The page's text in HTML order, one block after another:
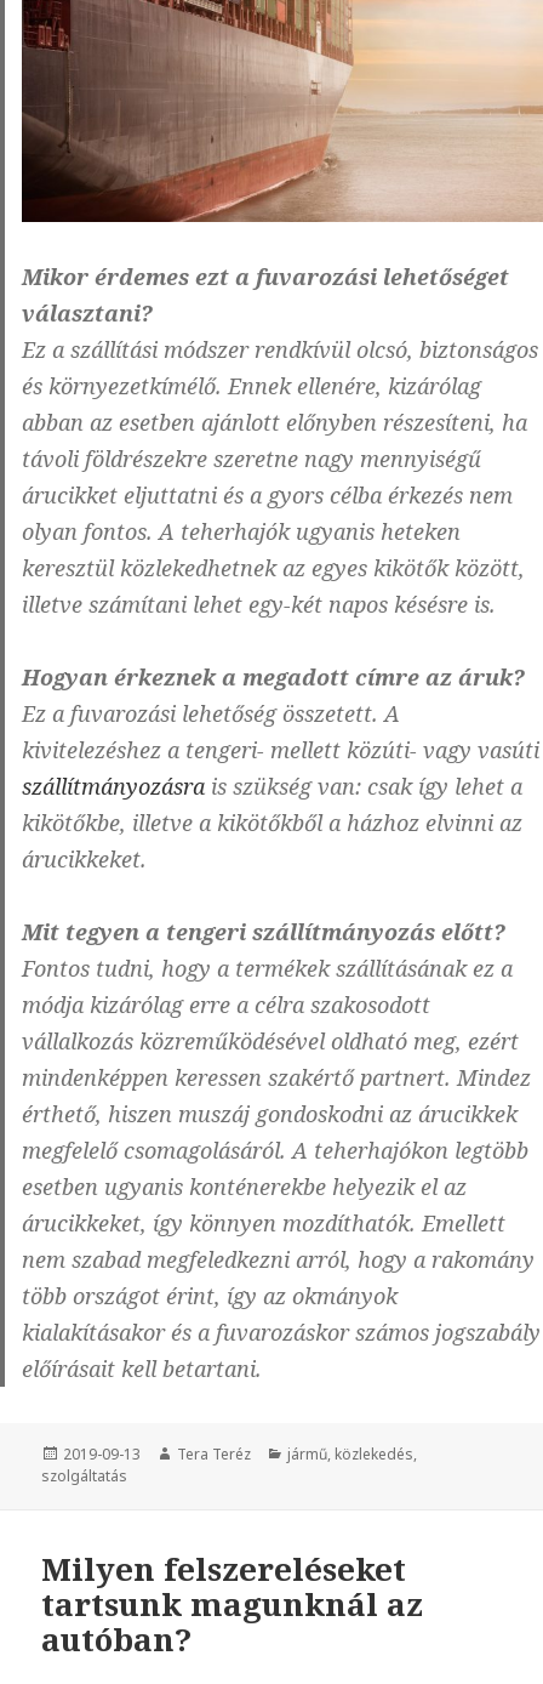
Mikor érdemes ezt a fuvarozási lehetőséget
választani?
Ez a szállítási módszer rendkívül olcsó, biztonságos
és környezetkímélő. Ennek ellenére, kizárólag
abban az esetben ajánlott előnyben részesíteni, ha
távoli földrészekre szeretne nagy mennyiségű
árucikket eljuttatni és a gyors célba érkezés nem
olyan fontos. A teherhajók ugyanis heteken
keresztül közlekedhetnek az egyes kikötők között,
illetve számítani lehet egy-két napos késésre is.
Hogyan érkeznek a megadott címre az áruk?
Ez a fuvarozási lehetőség összetett. A
kivitelezéshez a tengeri- mellett közúti- vagy vasúti
szállítmányozásra is szükség van: csak így lehet a
kikötőkbe, illetve a kikötőkből a házhoz elvinni az
árucikkeket.
Mit tegyen a tengeri szállítmányozás előtt?
Fontos tudni, hogy a termékek szállításának ez a
módja kizárólag erre a célra szakosodott
vállalkozás közreműködésével oldható meg, ezért
mindenképpen keressen szakértő partnert. Mindez
érthető, hiszen muszáj gondoskodni az árucikkek
megfelelő csomagolásáról. A teherhajókon legtöbb
esetben ugyanis konténerekbe helyezik el az
árucikkeket, így könnyen mozdíthatók. Emellett
nem szabad megfeledkezni arról, hogy a rakomány
több országot érint, így az okmányok
kialakításakor és a fuvarozáskor számos jogszabály
előírásait kell betartani.
Közzétéve
2019-09-13 Szerző
Tera Teréz Kategória
jármű, közlekedés,
szolgáltatás
Milyen felszereléseket
tartsunk magunknál az
autóban?